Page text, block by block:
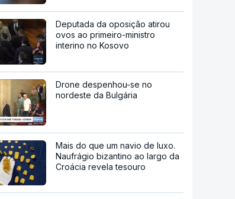
Deputada da oposição atirou
ovos ao primeiro-ministro
interino no Kosovo
Drone despenhou-se no
nordeste da Bulgária
Mais do que um navio de luxo.
Naufrágio bizantino ao largo da
Croácia revela tesouro